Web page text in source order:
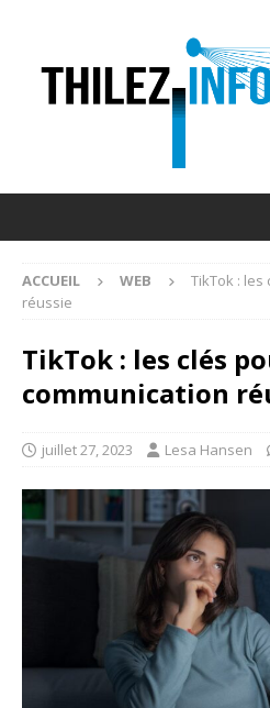
ACCUEIL WEB
TikTok :
réussie
TikTok : les clés
communication
juillet 27, 2023 Lesa Hansen